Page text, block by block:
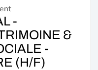
-
&
-
(H/F)